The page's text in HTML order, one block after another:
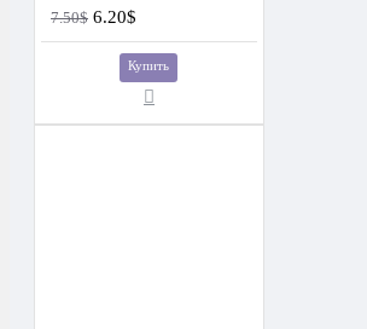
7.50$ 6.20$
Купить